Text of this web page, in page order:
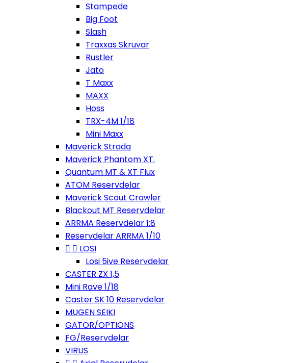
Stampede
Big Foot
Slash
Traxxas Skruvar
Rustler
Jato
T Maxx
MAXX
Hoss
TRX-4M 1/18
Mini Maxx
Maverick Strada
Maverick Phantom XT.
Quantum MT & XT Flux
ATOM Reservdelar
Maverick Scout Crawler
Blackout MT Reservdelar
ARRMA Reservdelar 1:8
Reservdelar ARRMA 1/10
  LOSI
Losi 5ive Reservdelar
CASTER ZX 1,5
Mini Rave 1/18
Caster SK 10 Reservdelar
MUGEN SEIKI
GATOR/OPTIONS
FG/Reservdelar
VIRUS